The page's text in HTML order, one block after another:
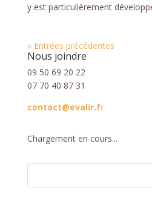
y est particulièrement
« Entrées précédentes
Nous joindre
09 50 69 20 22
07 70 40 87 31
contact@evalir.fr
Chargement en cours...